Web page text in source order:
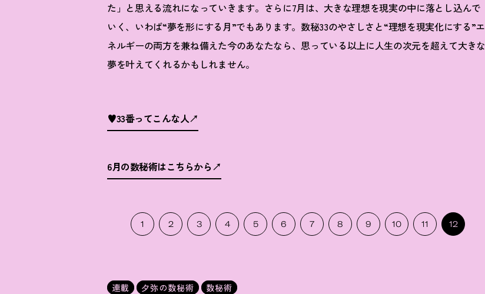
た」と思える流れになっていきます。さらに7月は、大きな理想を現実の中に落とし込んで
いく、いわば“夢を形にする月”でもあります。数秘33のやさしさと“理想を現実化にする”エ
ネルギーの両方を兼ね備えた今のあなたなら、思っている以上に人生の次元を超えて大きな
夢を叶えてくれるかもしれません。
♥33番ってこんな人
6月の数秘術はこちらから
1 2 3 4 5 6 7 8 9 10 11 12
連載 夕弥の数秘術 数秘術